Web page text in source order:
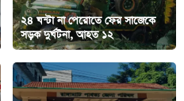
২৪ ঘন্টা না পেরোতে ফের সাজেকে
সড়ক দুর্ঘটনা, আহত ১২